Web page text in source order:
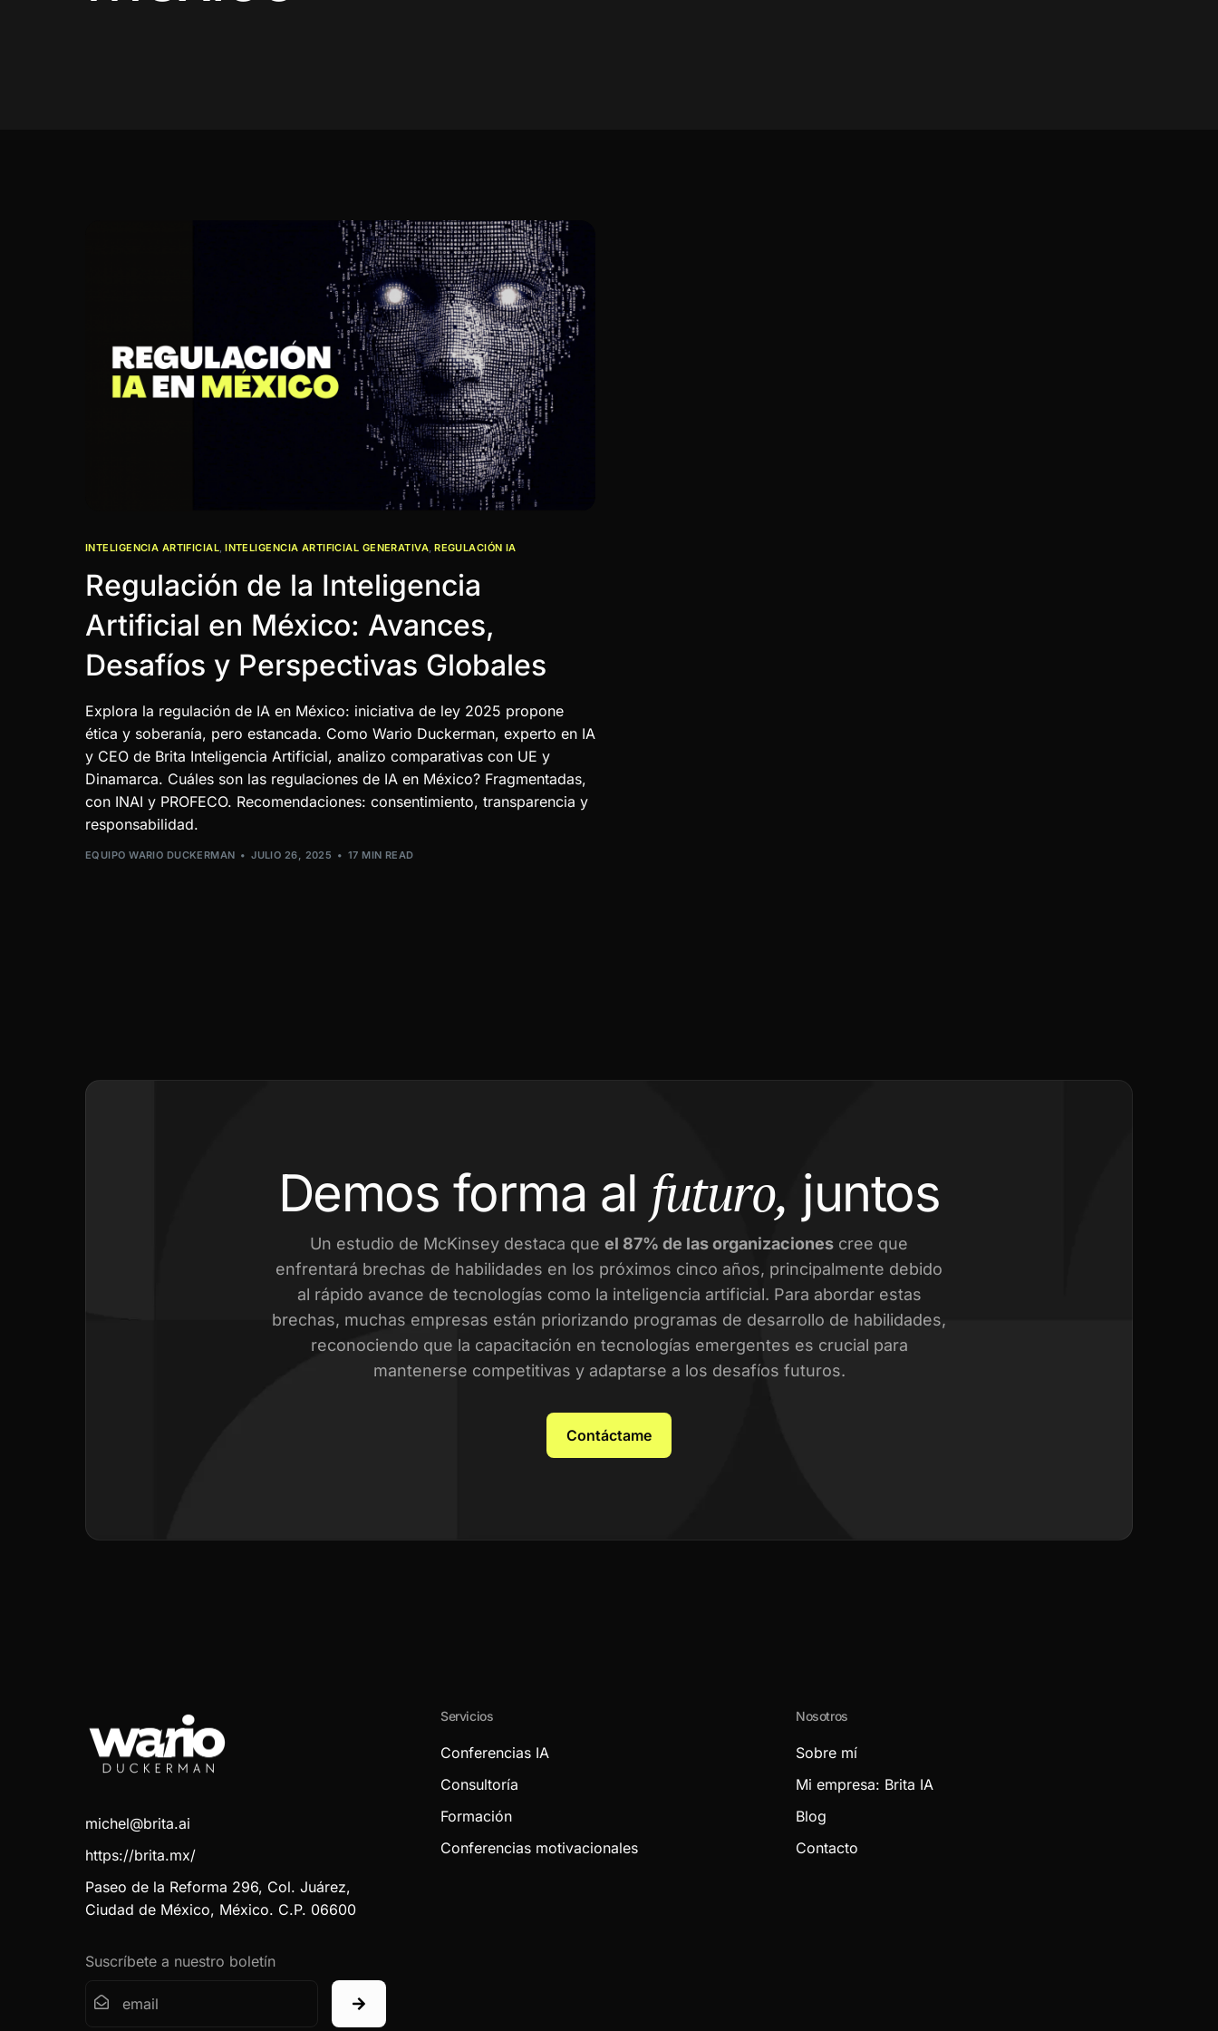
INTELIGENCIA ARTIFICIAL ,INTELIGENCIA ARTIFICIAL GENERATIVA ,REGULACIÓN IA
Regulación de la Inteligencia
Artificial en México: Avances,
Desafíos y Perspectivas Globales
Explora la regulación de IA en México: iniciativa de ley 2025 propone
ética y soberanía, pero estancada. Como Wario Duckerman, experto en IA
y CEO de Brita Inteligencia Artificial, analizo comparativas con UE y
Dinamarca. Cuáles son las regulaciones de IA en México? Fragmentadas,
con INAI y PROFECO. Recomendaciones: consentimiento, transparencia y
responsabilidad.
EQUIPO WARIO DUCKERMAN JULIO 26, 2025 17 MIN READ
Demos forma al futuro, juntos
Un estudio de McKinsey destaca que el 87% de las organizaciones cree que
enfrentará brechas de habilidades en los próximos cinco años, principalmente debido
al rápido avance de tecnologías como la inteligencia artificial. Para abordar estas
brechas, muchas empresas están priorizando programas de desarrollo de habilidades,
reconociendo que la capacitación en tecnologías emergentes es crucial para
mantenerse competitivas y adaptarse a los desafíos futuros.
Contáctame
michel@brita.ai
https://brita.mx/
Paseo de la Reforma 296, Col. Juárez,
Ciudad de México, México. C.P. 06600
Suscríbete a nuestro boletín
Servicios
Conferencias IA
Consultoría
Formación
Conferencias motivacionales
Nosotros
Sobre mí
Mi empresa: Brita IA
Blog
Contacto